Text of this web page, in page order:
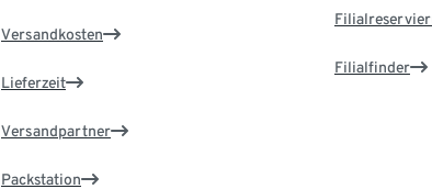
Versandkosten
Lieferzeit
Versandpartner
Packstation
Filialfinder